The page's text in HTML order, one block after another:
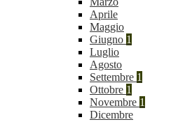
Aprile
Maggio
Giugno 1
Luglio
Agosto
Settembre 1
Ottobre 1
Novembre 1
Dicembre